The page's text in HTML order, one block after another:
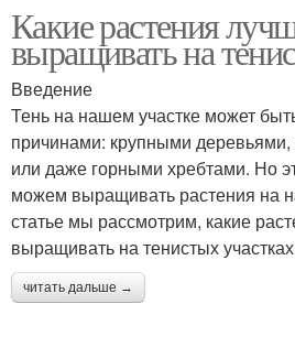
Какие растения
выращивать на
Введение
Тень на нашем участке может
причинами: крупными
или даже горными хребтами. Но
можем выращивать растения на
статье мы рассмотрим, какие
выращивать на тенистых
читать дальше →